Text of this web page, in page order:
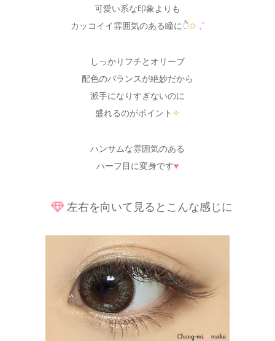
可愛い系な印象よりも
カッコイイ雰囲気のある瞳にੈ✩‧₊˚
しっかりフチとオリーブ
配色のバランスが絶妙だから
派手になりすぎないのに
盛れるのがポイント ✧
ハンサムな雰囲気のある
ハーフ目に変身です♥
左右を向いて見るとこんな感じに